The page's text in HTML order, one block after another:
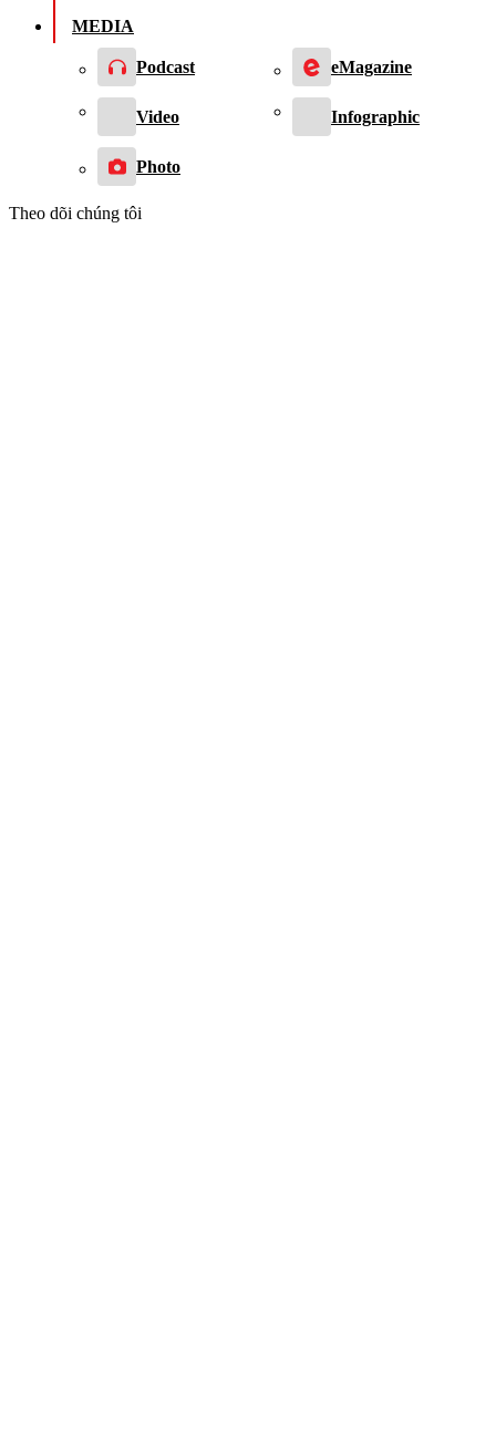
MEDIA
Podcast eMagazine
Video Infographic
Photo
Theo dõi chúng tôi